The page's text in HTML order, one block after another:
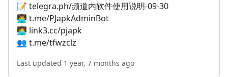
📝 telegra.ph/频道内软件使用说明-09-30
👨‍💻 t.me/PJapkAdminBot
👩‍💻 link3.cc/pjapk
👥 t.me/tfwzclz
Last updated 1 year, 7 months ago